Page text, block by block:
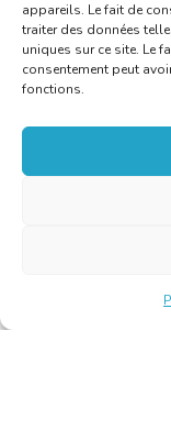
appareils. Le fait de
traiter des données
uniques sur ce site. Le
consentement peut
fonctions.